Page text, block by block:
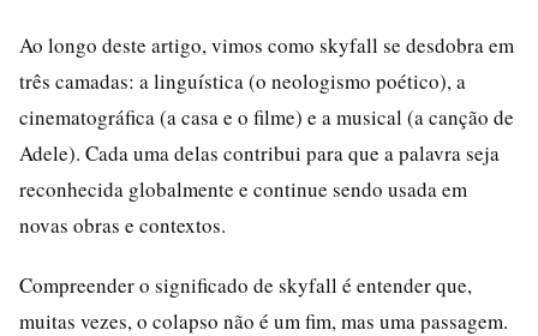
Ao longo deste artigo, vimos como skyfall se desdobra em
três camadas: a linguística (o neologismo poético), a
cinematográfica (a casa e o filme) e a musical (a canção de
Adele). Cada uma delas contribui para que a palavra seja
reconhecida globalmente e continue sendo usada em
novas obras e contextos.
Compreender o significado de skyfall é entender que,
muitas vezes, o colapso não é um fim, mas uma passagem.